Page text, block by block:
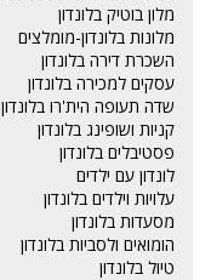
מלון בוטיק בלונדון
מלונות בלונדון-מומלצים
השכרת דירה בלונדון
עסקים למכירה בלונדון
שדה תעופה הית'רו בלונדון
קניות ושופינג בלונדון
פסטיבלים בלונדון
לונדון עם ילדים
עלויות וילדים בלונדון
מסעדות בלונדון
הומואים ולסביות בלונדון
טיול בלונדון